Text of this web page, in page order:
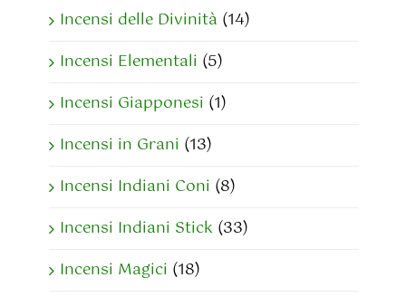
Incensi delle Divinità (14)
Incensi Elementali (5)
Incensi Giapponesi (1)
Incensi in Grani (13)
Incensi Indiani Coni (8)
Incensi Indiani Stick (33)
Incensi Magici (18)